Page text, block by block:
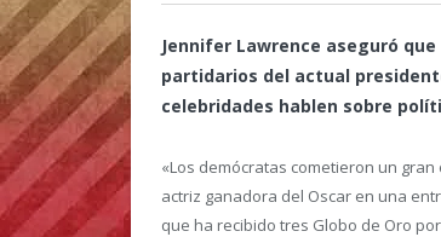
Jennifer Lawrence aseguró
partidarios del actual
celebridades hablen sobre
«Los demócratas cometieron un
actriz ganadora del Oscar en una
que ha recibido tres Globo de Oro